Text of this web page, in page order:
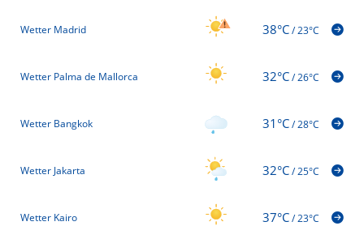
Wetter Madrid 38°C/23°C
Wetter Palma de Mallorca 32°C/26°C
Wetter Bangkok 31°C/28°C
Wetter Jakarta 32°C/25°C
Wetter Kairo 37°C/23°C